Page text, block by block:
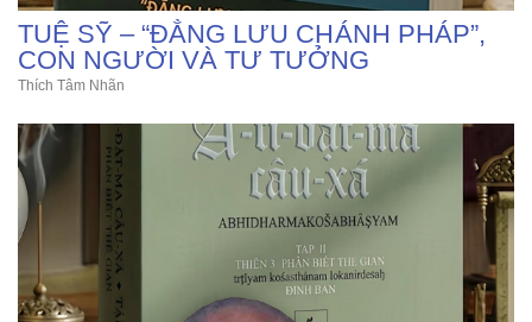
TUỆ SỸ – “ĐẲNG LƯU CHÁNH PHÁP”,
CON NGƯỜI VÀ TƯ TƯỞNG
Thích Tâm Nhãn